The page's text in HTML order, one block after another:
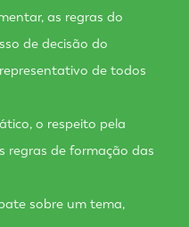
as regras do
de decisão do
de todos
o respeito pela
regras de formação das
sobre um tema,